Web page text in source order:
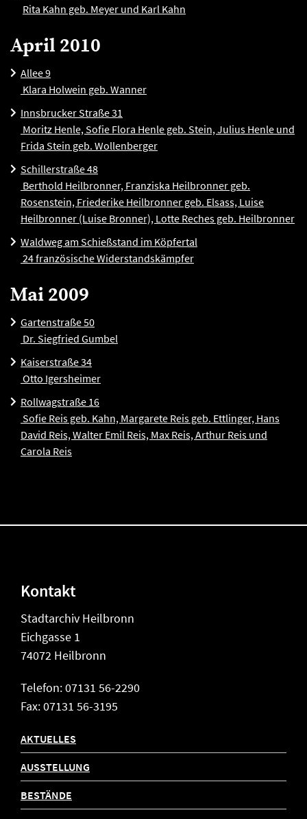
Rita Kahn geb. Meyer und Karl Kahn
April 2010
Allee 9
Klara Holwein geb. Wanner
Innsbrucker Straße 31
Moritz Henle, Sofie Flora Henle geb. Stein, Julius Henle und
Frida Stein geb. Wollenberger
Schillerstraße 48
Berthold Heilbronner, Franziska Heilbronner geb.
Rosenstein, Friederike Heilbronner geb. Elsass, Luise
Heilbronner (Luise Bronner), Lotte Reches geb. Heilbronner
Waldweg am Schießstand im Köpfertal
24 französische Widerstandskämpfer
Mai 2009
Gartenstraße 50
Dr. Siegfried Gumbel
Kaiserstraße 34
Otto Igersheimer
Rollwagstraße 16
Sofie Reis geb. Kahn, Margarete Reis geb. Ettlinger, Hans
David Reis, Walter Emil Reis, Max Reis, Arthur Reis und
Carola Reis
Kontakt
Stadtarchiv Heilbronn
Eichgasse 1
74072 Heilbronn
Telefon: 07131 56-2290
Fax: 07131 56-3195
AKTUELLES
AUSSTELLUNG
BESTÄNDE